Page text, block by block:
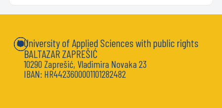
University of Applied Sciences with public rights
BALTAZAR ZAPREŠIĆ
10290 Zaprešić, Vladimira Novaka 23
IBAN: HR4423600001101282482